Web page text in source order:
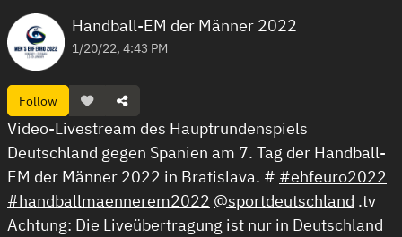
Handball-EM der Männer 2022
1/20/22, 4:43 PM
Follow
Video-Livestream des Hauptrundenspiels
Deutschland gegen Spanien am 7. Tag der Handball-
EM der Männer 2022 in Bratislava. # #ehfeuro2022
#handballmaennerem2022 @sportdeutschland .tv
Achtung: Die Liveübertragung ist nur in Deutschland